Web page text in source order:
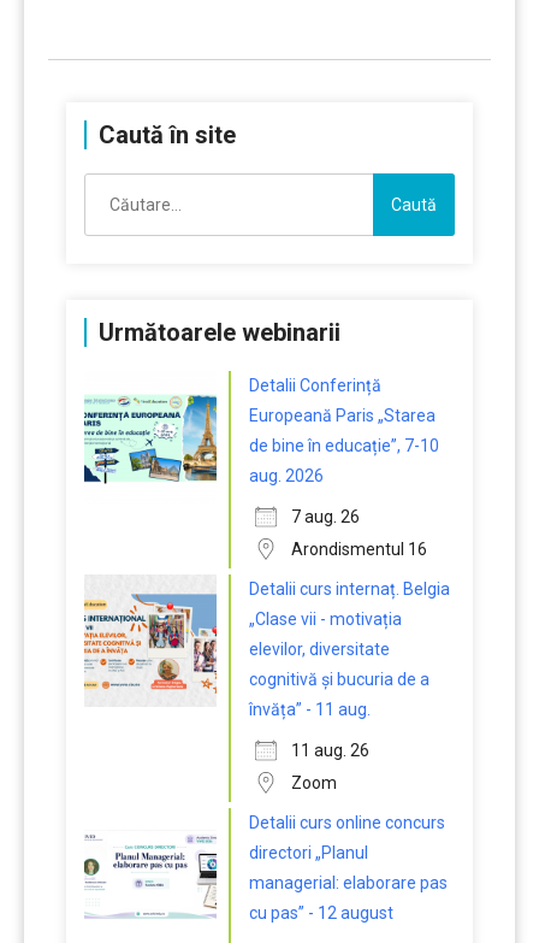
Caută în site
după:
Următoarele webinarii
Detalii Conferință
Europeană Paris „Starea
de bine în educație”, 7-10
aug. 2026
7 aug. 26
Arondismentul 16
Detalii curs internaț. Belgia
„Clase vii - motivația
elevilor, diversitate
cognitivă și bucuria de a
învăța” - 11 aug.
11 aug. 26
Zoom
Detalii curs online concurs
directori „Planul
managerial: elaborare pas
cu pas” - 12 august